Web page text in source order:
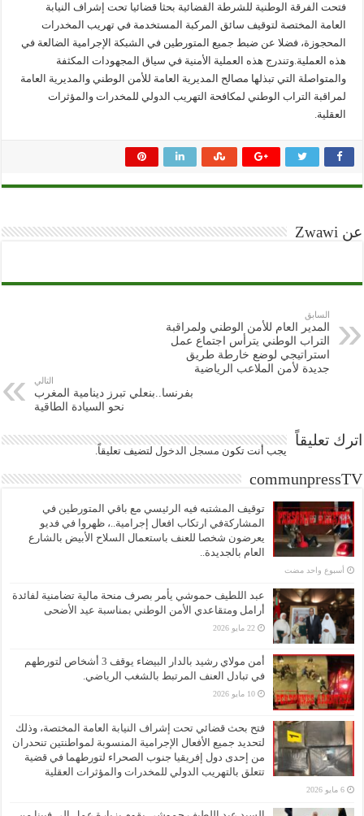
فتحت الفرقة الوطنية للشرطة القضائية بحثا قضائيا تحت إشراف النيابة
العامة المختصة لتوقيف سائق المركبة المستخدمة في تهريب المخدرات
المحجوزة، فضلا عن ضبط جميع المتورطين في الشبكة الإجرامية الضالعة في
هذه العملية.وتندرج هذه العملية الأمنية في سياق المجهودات المكثفة
والمتواصلة التي تبذلها مصالح المديرية العامة للأمن الوطني والمديرية العامة
لمراقبة التراب الوطني لمكافحة التهريب الدولي للمخدرات والمؤثرات
العقلية.
عن Zwawi
السابق
المدير العام للأمن الوطني ولمراقبة
التراب الوطني يترأس اجتماع عمل
استراتيجي لوضع خارطة طريق
جديدة لأمن الملاعب الرياضية
التالي
بفرنسا..بنعلي تبرز دينامية المغرب
نحو السيادة الطاقية
اترك تعليقاً
يجب أنت تكون مسجل الدخول لتضيف تعليقاً.
communpressTV
توقيف المشتبه فيه الرئيسي مع باقي المتورطين في
المشاركةفي ارتكاب افعال إجرامية..، ظهروا في فديو
يعرضون شخصا للعنف باستعمال السلاح الأبيض بالشارع
العام بالجديدة..
‏أسبوع واحد مضت
عبد اللطيف حموشي يأمر بصرف منحة مالية تضامنية لفائدة
أرامل ومتقاعدي الأمن الوطني بمناسبة عيد الأضحى
22 مايو 2026
أمن مولاي رشيد بالدار البيضاء يوقف 3 أشخاص لتورطهم
في تبادل العنف المرتبط بالشغب الرياضي.
10 مايو 2026
فتح بحث قضائي تحت إشراف النيابة العامة المختصة، وذلك
لتحديد جميع الأفعال الإجرامية المنسوبة لمواطنتين تنحدران
من إحدى دول إفريقيا جنوب الصحراء لتورطهما في قضية
تتعلق بالتهريب الدولي للمخدرات والمؤثرات العقلية
6 مايو 2026